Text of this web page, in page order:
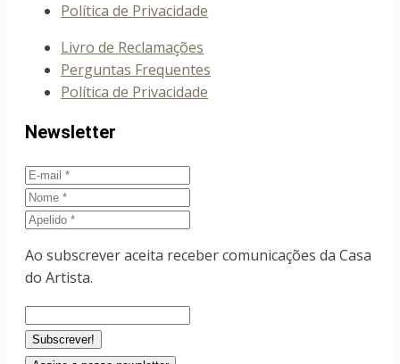
Política de Privacidade
Livro de Reclamações
Perguntas Frequentes
Política de Privacidade
Newsletter
E-
mail
Nome
Apelido
Ao subscrever aceita receber comunicações da Casa
do Artista.